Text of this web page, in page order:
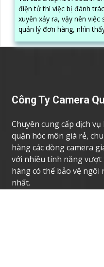
điện tử thì việc bị đánh
xuyên xảy ra, vậy nên
quản lý đơn hàng, nhìn
hàng hóa, kèm theo đấy
được ghi lại một cách dễ
Công Ty Camera
Chuyên cung cấp dịch
quận hóc môn giá rẻ,
hàng các dòng camera
với nhiều tính năng vượt
hàng có thể bảo vệ ngôi
nhất.